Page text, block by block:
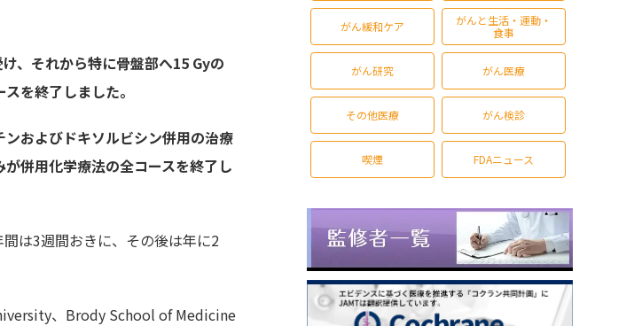
、それから特に骨盤部へ15 Gyの
を終了しました。
およびドキソルビシン併用の治療
併用化学療法の全コースを終了し
は3週間おきに、その後は年に2
、Brody School of Medicine
がん緩和ケア
がんと生活・運動・
食事
がん研究 がん医療
その他医療 がん検診
喫煙 FDAニュース